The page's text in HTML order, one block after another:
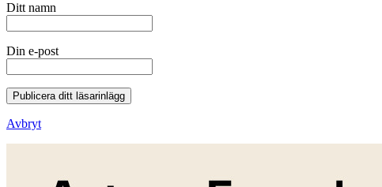
Ditt namn
Din e-post
Publicera ditt läsarinlägg
Avbryt